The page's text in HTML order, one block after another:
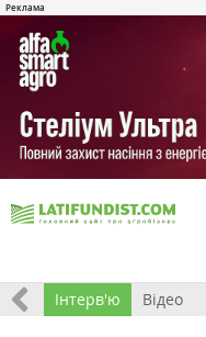
Інтерв'ю Відео